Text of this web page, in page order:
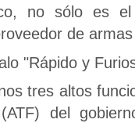
no sólo es
de
"Rápido y
tres altos
del